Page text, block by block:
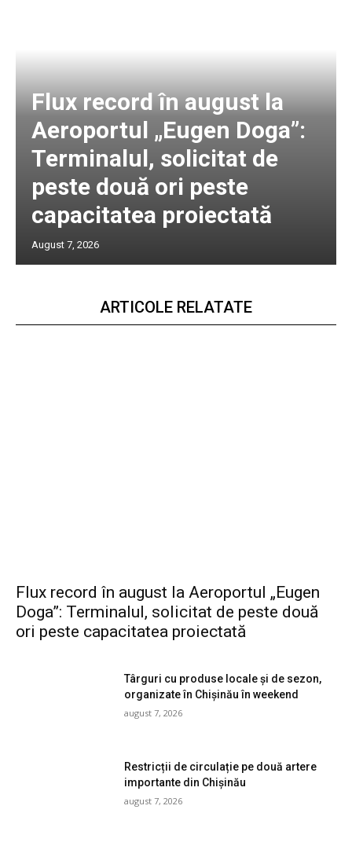
Flux record în august la
Aeroportul „Eugen Doga”:
Terminalul, solicitat de
peste două ori peste
capacitatea proiectată
August 7, 2026
ARTICOLE RELATATE
Flux record în august la Aeroportul „Eugen
Doga”: Terminalul, solicitat de peste două
ori peste capacitatea proiectată
Târguri cu produse locale și de sezon,
organizate în Chișinău în weekend
august 7, 2026
Restricții de circulație pe două artere
importante din Chișinău
august 7, 2026